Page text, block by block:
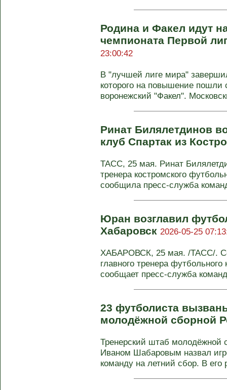
Родина и Факел идут
чемпионата Первой
23:00:42
В "лучшей лиге мира"
которого на повышение пошли
воронежский "Факел".
Ринат Билялетдинов
клуб Спартак из
ТАСС, 25 мая. Ринат
тренера костромского
сообщила пресс-служба
Юран возглавил
Хабаровск 2026-05-25
ХАБАРОВСК, 25 мая. /ТАСС/.
главного тренера
сообщает пресс-служба
23 футболиста
молодёжной сборной
Тренерский штаб молодёжной
Иваном Шабаровым назвал
команду на летний сбор. В его